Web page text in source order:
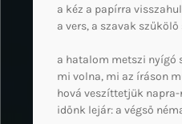
a kéz a papírra
a vers, a szavak
a hatalom metszi nyígó
mi volna, mi az íráson
hová veszíttetjük
időnk lejár: a végső